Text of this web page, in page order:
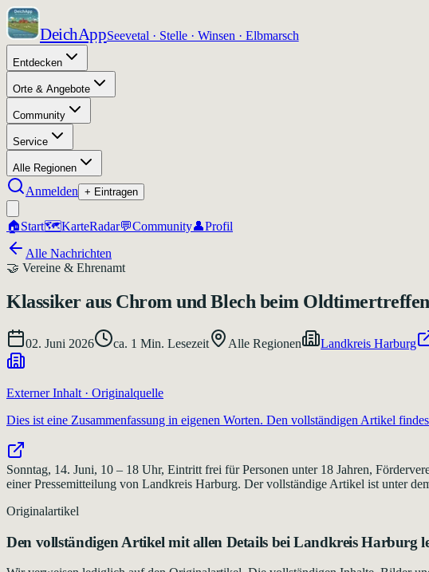
DeichAppSeevetal · Stelle · Winsen · Elbmarsch
Entdecken
Orte & Angebote
Community
Service
Alle Regionen
Anmelden + Eintragen
🏠Start🗺️KarteRadar💬Community👤Profil
Alle Nachrichten
🤝 Vereine & Ehrenamt
Klassiker aus Chrom und Blech beim
02. Juni 2026 ca. 1 Min. Lesezeit Alle Regionen Landkreis Harburg
Externer Inhalt · Originalquelle
Dies ist eine Zusammenfassung in eigenen Worten. Den vollständigen Artikel
Sonntag, 14. Juni, 10 – 18 Uhr, Eintritt frei für Personen unter 18 Jahren,
einer Pressemitteilung von Landkreis Harburg. Der vollständige Artikel ist unter
Originalartikel
Den vollständigen Artikel mit allen Details beiLandkreis Harburg